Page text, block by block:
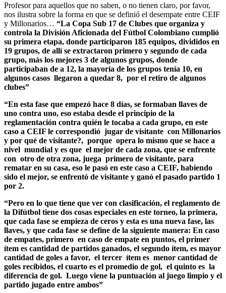
Profesor para aquellos que no saben, o no tienen claro, por favor,
nos ilustra sobre la forma en que se definió el desempate entre CEIF
y Millonarios… “La Copa Sub 17 de Clubes que organiza y
controla la División Aficionada del Fútbol Colombiano cumplió
su primera etapa, donde participaron 185 equipos, divididos en
19 grupos, de allí se extractaron primero y segundo de cada
grupo, más los mejores 3 de algunos grupos, donde
participaban de a 12, la mayoría de los grupos tenía 10, en
algunos casos llegaron a quedar 8, por el retiro de algunos
clubes”
“En esta fase que empezó hace 8 días, se formaban llaves de
uno contra uno, eso estaba desde el principio de la
reglamentación contra quién le tocaba a cada grupo, en este
caso a CEIF le correspondió jugar de visitante con Millonarios
y por qué de visitante?, porque opera lo mismo que se hace a
nivel mundial y es que el mejor de cada zona, que se enfrente
con otro de otra zona, juega primero de visitante, para
rematar en su casa, eso le pasó en este caso a CEIF, habiendo
sido el mejor, se enfrentó de visitante y ganó el pasado partido 1
por 2.
“Pero en lo que tiene que ver con clasificación, el reglamento de
la Difútbol tiene dos cosas especiales en este torneo, la primera,
que cada fase se empieza de ceros y esta es una nueva fase, las
llaves, y que cada fase se define de la siguiente manera: En caso
de empates, primero en caso de empate en puntos, el primer
ítem es cantidad de partidos ganados, el segundo ítem, es mayor
cantidad de goles a favor, el tercer ítem es menor cantidad de
goles recibidos, el cuarto es el promedio de gol, el quinto es la
diferencia de gol. Luego viene la puntuación al juego limpio y el
partido jugado entre ambos”